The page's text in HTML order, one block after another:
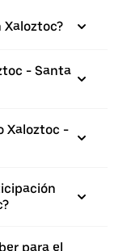
Xaloztoc?
- Santa
Xaloztoc -
para el